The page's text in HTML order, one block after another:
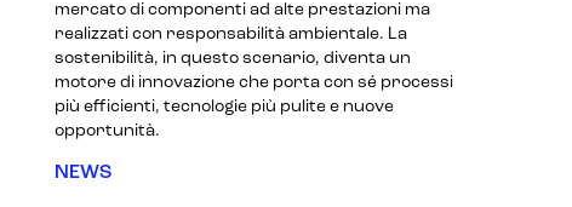
mercato di componenti ad alte prestazioni ma
realizzati con responsabilità ambientale. La
sostenibilità, in questo scenario, diventa un
motore di innovazione che porta con sé processi
più efficienti, tecnologie più pulite e nuove
opportunità.
NEWS